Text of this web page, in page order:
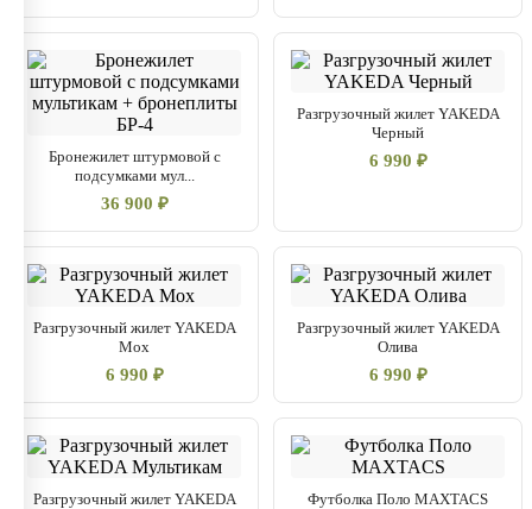
Бронежилет штурмовой с
подсумками мул...
36 900 ₽
Разгрузочный жилет YAKEDA
Черный
6 990 ₽
Разгрузочный жилет YAKEDA
Мох
6 990 ₽
Разгрузочный жилет YAKEDA
Олива
6 990 ₽
Разгрузочный жилет YAKEDA
Футболка Поло MAXTACS